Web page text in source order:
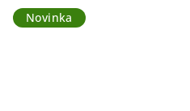
Novinka